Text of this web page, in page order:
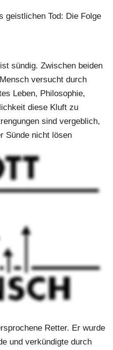
geistlichen Tod: Die Folge
sündig. Zwischen beiden
versucht durch
Leben, Philosophie,
diese Kluft zu
sind vergeblich,
Sünde nicht lösen
Antwort auf dieses
aus der Sünde des
der Mensch wieder eine
finden.
geworden.
Propheten kündigten einen
Retter. Er wurde
und verkündigte durch